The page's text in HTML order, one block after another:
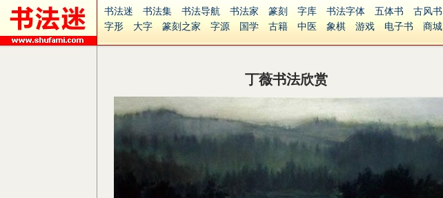
书法迷 书法集 书法导航 书法家 篆刻 字库 书法字体 五体书 古风书
字形
大字 篆刻之家 字源 国学 古籍 中医 象棋 游戏 电子书 商城
丁薇书法欣赏